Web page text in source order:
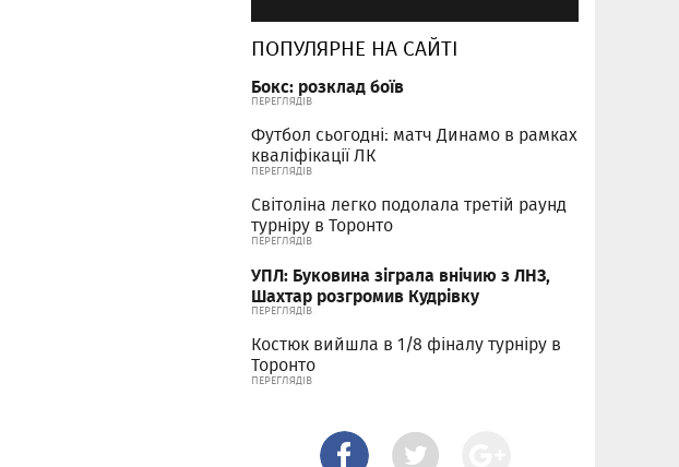
ПОПУЛЯРНЕ НА САЙТІ
Бокс: розклад боїв
ПЕРЕГЛЯДІВ
Футбол сьогодні: матч Динамо в рамках
кваліфікації ЛК
ПЕРЕГЛЯДІВ
Світоліна легко подолала третій раунд
турніру в Торонто
ПЕРЕГЛЯДІВ
УПЛ: Буковина зіграла внічию з ЛНЗ,
Шахтар розгромив Кудрівку
ПЕРЕГЛЯДІВ
Костюк вийшла в 1/8 фіналу турніру в
Торонто
ПЕРЕГЛЯДІВ